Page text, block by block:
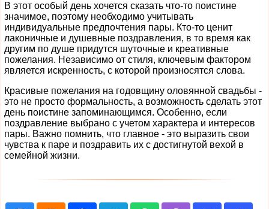
В этот особый день хочется сказать что-то поистине
значимое, поэтому необходимо учитывать
индивидуальные предпочтения пары. Кто-то ценит
лаконичные и душевные поздравления, в то время как
другим по душе придутся шуточные и креативные
пожелания. Независимо от стиля, ключевым фактором
является искренность, с которой произносятся слова.
Красивые пожелания на годовщину оловянной свадьбы -
это не просто формальность, а возможность сделать этот
день поистине запоминающимся. Особенно, если
поздравление выбрано с учетом характера и интересов
пары. Важно помнить, что главное - это выразить свои
чувства к паре и поздравить их с достигнутой вехой в
семейной жизни.